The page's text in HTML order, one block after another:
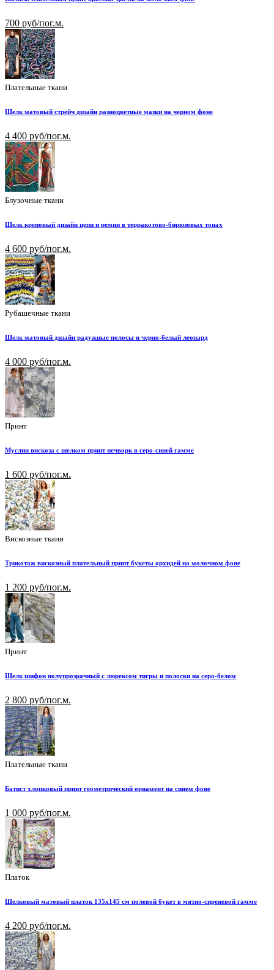
700 руб/пог.м.
Плательные ткани
Шелк матовый стрейч дизайн разноцветные мазки на черном фоне
4 400 руб/пог.м.
Блузочные ткани
Шелк креповый дизайн цепи и ремни в терракотово-бирюзовых тонах
4 600 руб/пог.м.
Рубашечные ткани
Шелк матовый дизайн радужные полосы и черно-белый леопард
4 000 руб/пог.м.
Принт
Муслин вискоза с шелком принт печворк в серо-синей гамме
1 600 руб/пог.м.
Вискозные ткани
Трикотаж вискозный плательный принт букеты орхидей на молочном фоне
1 200 руб/пог.м.
Принт
Шелк шифон полупрозрачный с люрексом тигры и полоски на серо-белом
2 800 руб/пог.м.
Плательные ткани
Батист хлопковый принт геометрический орнамент на синем фоне
1 000 руб/пог.м.
Платок
Шелковый матовый платок 135х145 см полевой букет в мятно-сиреневой гамме
4 200 руб/пог.м.